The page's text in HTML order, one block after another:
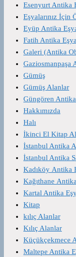
Esenyurt Antika
Eşyalarınız İçin
Eyüp Antika
Fatih Antika
Galeri (Antika
Gaziosmanpaşa
Gümüş
Gümüş Alanlar
Güngören
Hakkımızda
Halı
İkinci El Kitap
İstanbul Antika
İstanbul Antika
Kadıköy Antika
Kağıthane
Kartal Antika
Kitap
kılıç Alanlar
Kılıç Alanlar
Küçükçekmece
Maltepe Antika